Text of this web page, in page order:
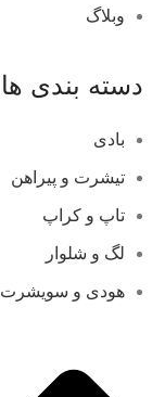
وبلاگ
دسته بندی ها
بادی
تیشرت و پیراهن
تاپ و کراپ
لگ و شلوار
هودی و سویشرت